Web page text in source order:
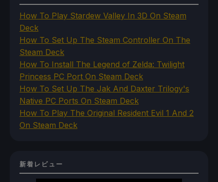
How To Play Stardew Valley In 3D On Steam
Deck
How To Set Up The Steam Controller On The
Steam Deck
How To Install The Legend of Zelda: Twilight
Princess PC Port On Steam Deck
How To Set Up The Jak And Daxter Trilogy's
Native PC Ports On Steam Deck
How To Play The Original Resident Evil 1 And 2
On Steam Deck
新着レビュー